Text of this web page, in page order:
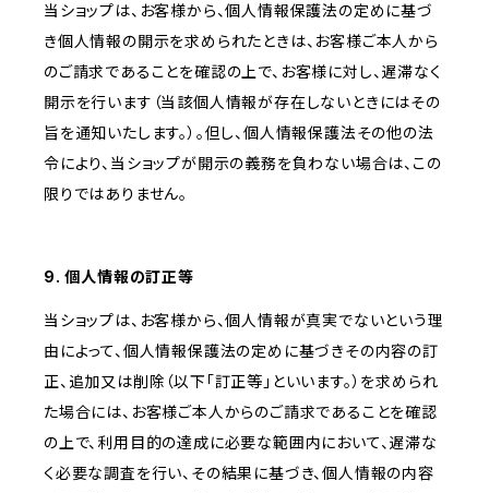
当ショップは、お客様から、個人情報保護法の定めに基づ
き個人情報の開示を求められたときは、お客様ご本人から
のご請求であることを確認の上で、お客様に対し、遅滞なく
開示を行います（当該個人情報が存在しないときにはその
旨を通知いたします。）。但し、個人情報保護法その他の法
令により、当ショップが開示の義務を負わない場合は、この
限りではありません。
9. 個人情報の訂正等
当ショップは、お客様から、個人情報が真実でないという理
由によって、個人情報保護法の定めに基づきその内容の訂
正、追加又は削除（以下「訂正等」といいます。）を求められ
た場合には、お客様ご本人からのご請求であることを確認
の上で、利用目的の達成に必要な範囲内において、遅滞な
く必要な調査を行い、その結果に基づき、個人情報の内容